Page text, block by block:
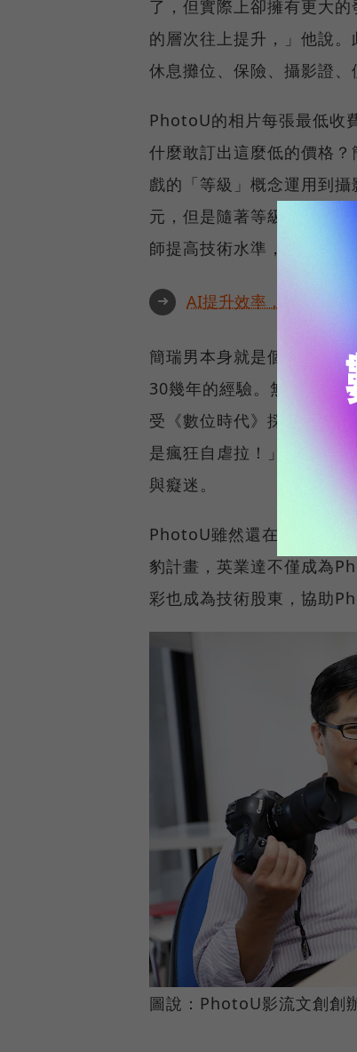
了，但實際上卻擁有更大
的層次往上提升，」他說
休息攤位、保險、攝影證、
PhotoU的相片每張最低收
什麼敢訂出這麼低的價格
戲的「等級」概念運用到
元，但是隨著等級提升，
師提高技術水準，PhotoU
➜ AI提升效率，永續決定
簡瑞男本身就是個攝影狂
30幾年的經驗。無論是機
受《數位時代》採訪當天
是瘋狂自虐拉！」話雖這
與癡迷。
PhotoU雖然還在試營運階
豹計畫，英業達不僅成為
彩也成為技術股東，協助
圖說：PhotoU影流文創創